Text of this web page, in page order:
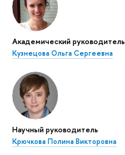
Академический руководитель
Кузнецова Ольга Сергеевна
Научный руководитель
Крючкова Полина Викторовна